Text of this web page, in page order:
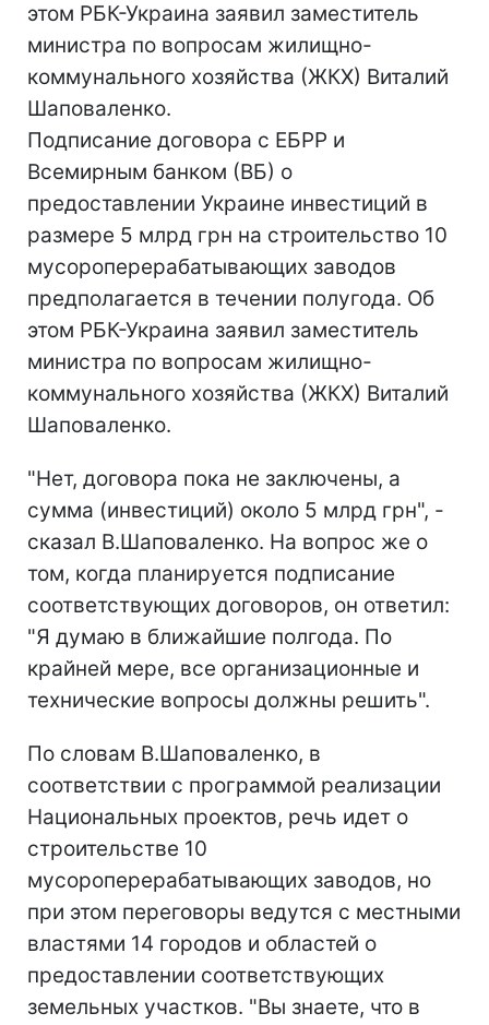
этом РБК-Украина заявил заместитель
министра по вопросам жилищно-
коммунального хозяйства (ЖКХ) Виталий
Шаповаленко.
Подписание договора с ЕБРР и
Всемирным банком (ВБ) о
предоставлении Украине инвестиций в
размере 5 млрд грн на строительство 10
мусороперерабатывающих заводов
предполагается в течении полугода. Об
этом РБК-Украина заявил заместитель
министра по вопросам жилищно-
коммунального хозяйства (ЖКХ) Виталий
Шаповаленко.
"Нет, договора пока не заключены, а
сумма (инвестиций) около 5 млрд грн", -
сказал В.Шаповаленко. На вопрос же о
том, когда планируется подписание
соответствующих договоров, он ответил:
"Я думаю в ближайшие полгода. По
крайней мере, все организационные и
технические вопросы должны решить".
По словам В.Шаповаленко, в
соответствии с программой реализации
Национальных проектов, речь идет о
строительстве 10
мусороперерабатывающих заводов, но
при этом переговоры ведутся с местными
властями 14 городов и областей о
предоставлении соответствующих
земельных участков. "Вы знаете, что в